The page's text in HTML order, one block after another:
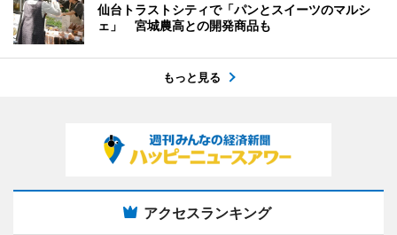
仙台トラストシティで「パンとスイーツのマルシ
ェ」 宮城農高との開発商品も
もっと見る
アクセスランキング